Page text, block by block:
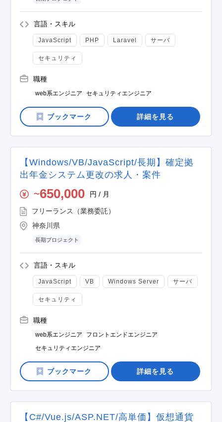
言語・スキル
JavaScript PHP Laravel サーバ
セキュリティ
職種
web系エンジニア セキュリティエンジニア
詳細を見る
【Windows/VB/JavaScript/長期】確定拠
出年金システム更改の求人・案件
〜650,000 円 / 月
フリーランス（業務委託）
神奈川県
長期プロジェクト
言語・スキル
JavaScript VB Windows Server サーバ
セキュリティ
職種
web系エンジニア
フロントエンドエンジニア
セキュリティエンジニア
詳細を見る
【C#/Vue.js/ASP.NET/高単価】仮想通貨